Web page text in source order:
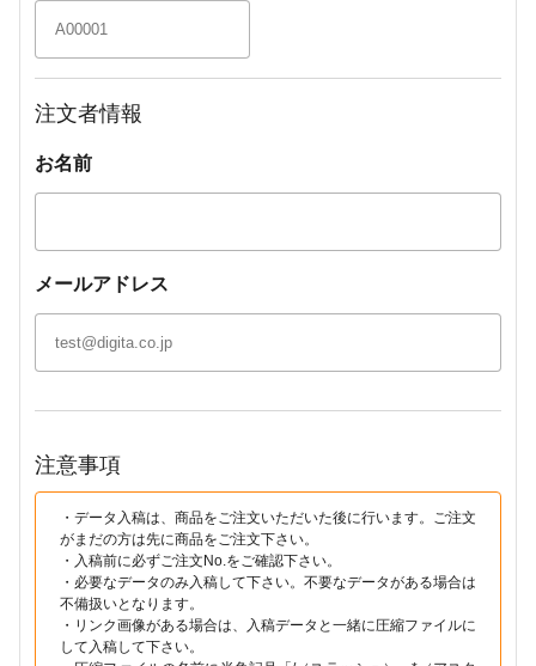
注文者情報
お名前
メールアドレス
注意事項
・データ入稿は、商品をご注文いただいた後に行います。ご注文
がまだの方は先に商品をご注文下さい。
・入稿前に必ずご注文No.をご確認下さい。
・必要なデータのみ入稿して下さい。不要なデータがある場合は
不備扱いとなります。
・リンク画像がある場合は、入稿データと一緒に圧縮ファイルに
して入稿して下さい。